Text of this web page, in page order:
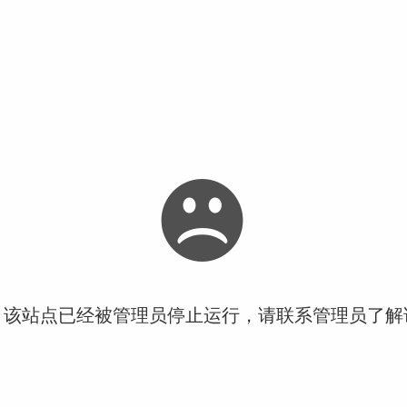
站点已经被管理员停止运行，请联系管理员了